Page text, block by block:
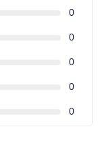
0
0
0
0
0